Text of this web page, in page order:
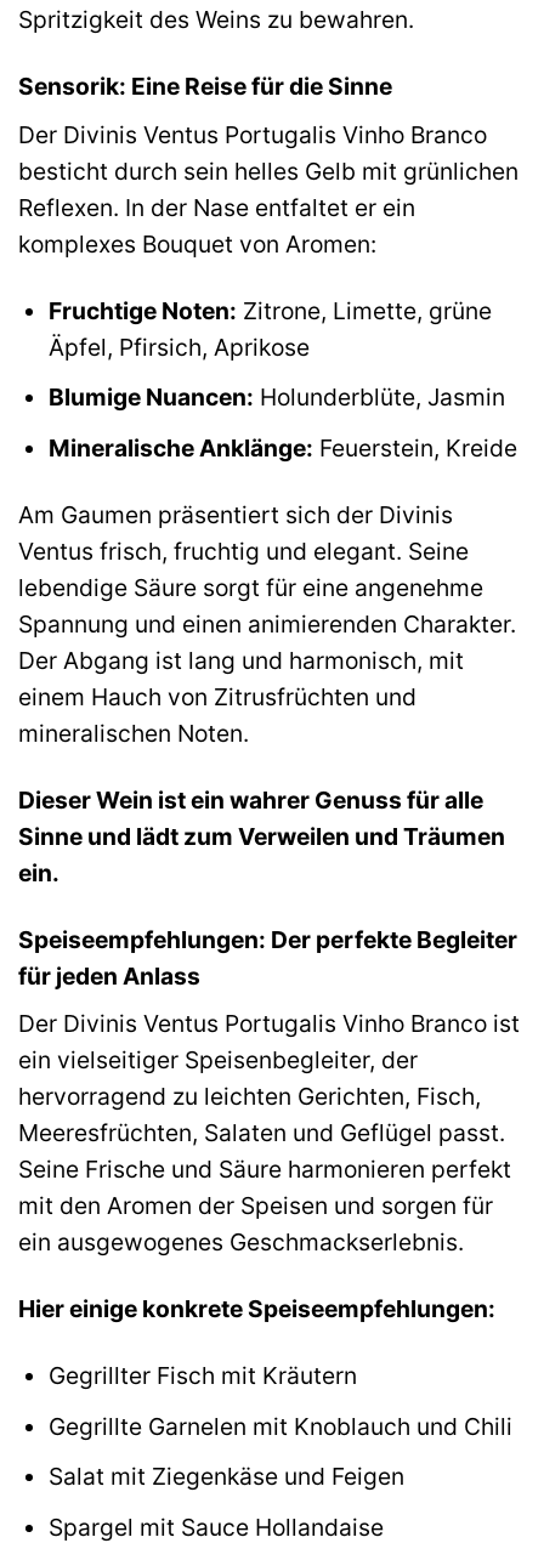
Spritzigkeit des Weins zu bewahren.
Sensorik: Eine Reise für die Sinne
Der Divinis Ventus Portugalis Vinho Branco
besticht durch sein helles Gelb mit grünlichen
Reflexen. In der Nase entfaltet er ein
komplexes Bouquet von Aromen:
Fruchtige Noten: Zitrone, Limette, grüne
Äpfel, Pfirsich, Aprikose
Blumige Nuancen: Holunderblüte, Jasmin
Mineralische Anklänge: Feuerstein, Kreide
Am Gaumen präsentiert sich der Divinis
Ventus frisch, fruchtig und elegant. Seine
lebendige Säure sorgt für eine angenehme
Spannung und einen animierenden Charakter.
Der Abgang ist lang und harmonisch, mit
einem Hauch von Zitrusfrüchten und
mineralischen Noten.
Dieser Wein ist ein wahrer Genuss für alle
Sinne und lädt zum Verweilen und Träumen
ein.
Speiseempfehlungen: Der perfekte Begleiter
für jeden Anlass
Der Divinis Ventus Portugalis Vinho Branco ist
ein vielseitiger Speisenbegleiter, der
hervorragend zu leichten Gerichten, Fisch,
Meeresfrüchten, Salaten und Geflügel passt.
Seine Frische und Säure harmonieren perfekt
mit den Aromen der Speisen und sorgen für
ein ausgewogenes Geschmackserlebnis.
Hier einige konkrete Speiseempfehlungen:
Gegrillter Fisch mit Kräutern
Gegrillte Garnelen mit Knoblauch und Chili
Salat mit Ziegenkäse und Feigen
Spargel mit Sauce Hollandaise